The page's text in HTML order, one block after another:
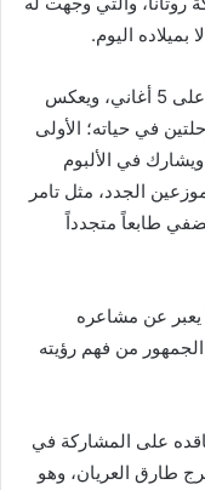
بميلاده اليوم.
الألبوم سيصدر على جزأين، كل جزء يحتوي على 5 أغاني، ويعكس
في حياته؛ الأولى
ويشارك في الألبوم
الجدد، مثل تامر
طابعاً متجدداً
يعبر عن مشاعره
من فهم رؤيته
على المشاركة في
طارق العريان، وهو